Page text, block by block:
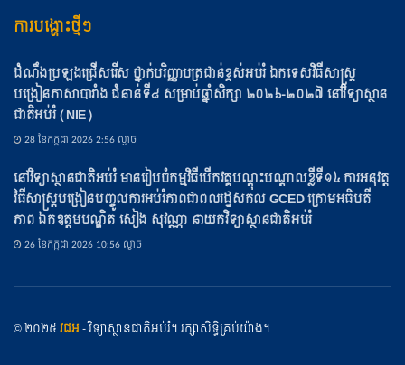
ការបង្ហោះថ្មីៗ
ដំណឹងប្រឡងជ្រើសរើស ថ្នាក់បរិញ្ញាបត្រជាន់ខ្ពស់អប់រំ ឯកទេសវិធីសាស្ត្រ
បង្រៀនភាសាបារាំង ជំនាន់ទី៨ សម្រាប់ឆ្នាំសិក្សា ២០២៦-២០២៧ នៅវិទ្យាស្ថាន
ជាតិអប់រំ (NIE)
28 ខែ​កក្កដា 2026 2:56 ល្ងាច
នៅវិទ្យាស្ថានជាតិអប់រំ មានរៀបចំកម្មវិធីបើកវគ្គបណ្ដុះបណ្ដាលខ្លីទី១៤ ការអនុវត្ត
វិធីសាស្ត្របង្រៀនបញ្ចូលការអប់រំភាពជាពលរដ្ឋសកល GCED ក្រោមអធិបតី
ភាព ឯកឧត្តមបណ្ឌិត សៀង សុវណ្ណា នាយកវិទ្យាស្ថានជាតិអប់រំ
26 ខែ​កក្កដា 2026 10:56 ល្ងាច
© ២០២៥វជអ- វិទ្យាស្ថានជាតិអប់រំ។ រក្សាសិទ្ធិគ្រប់យ៉ាង។